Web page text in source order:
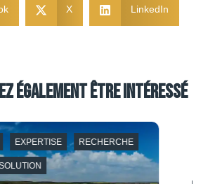
X LinkedIn
également être intéressé
BLÉ TENDRE COLZA
DE SERVICE EXPERTISE